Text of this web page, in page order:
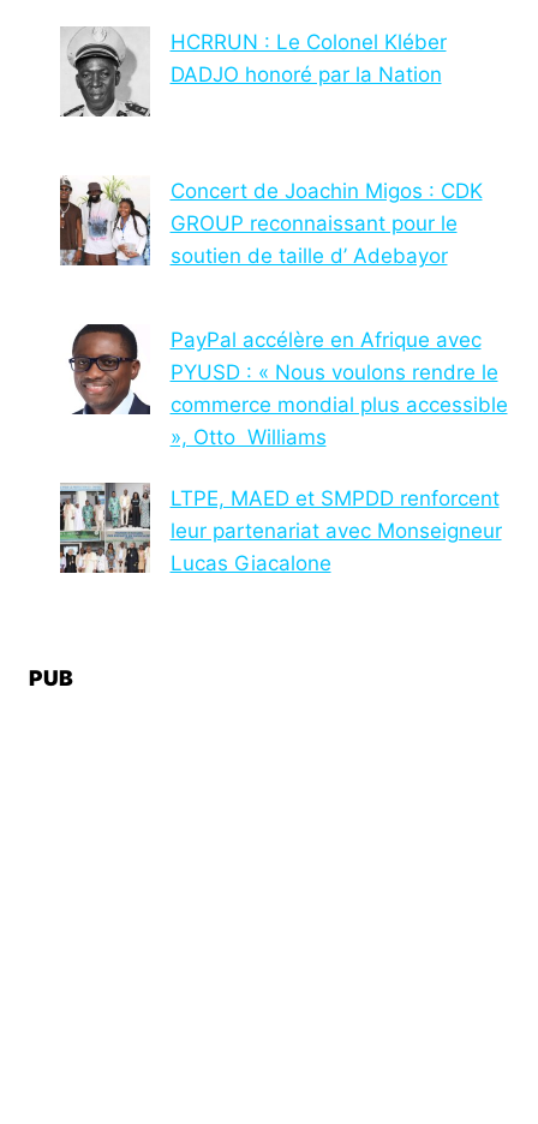
HCRRUN : Le Colonel Kléber
DADJO honoré par la Nation
Concert de Joachin Migos : CDK
GROUP reconnaissant pour le
soutien de taille d’ Adebayor
PayPal accélère en Afrique avec
PYUSD : « Nous voulons rendre le
commerce mondial plus accessible
», Otto Williams
LTPE, MAED et SMPDD renforcent
leur partenariat avec Monseigneur
Lucas Giacalone
PUB